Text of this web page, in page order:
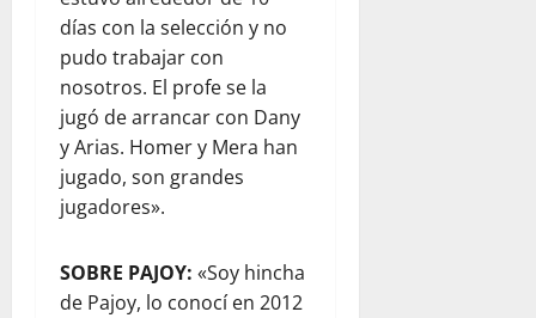
días con la selección y no
pudo trabajar con
nosotros. El profe se la
jugó de arrancar con Dany
y Arias. Homer y Mera han
jugado, son grandes
jugadores».
SOBRE PAJOY: «Soy hincha
de Pajoy, lo conocí en 2012